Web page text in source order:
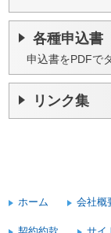
各種申込書
申込書をPDFで
リンク集
ホーム 会社概